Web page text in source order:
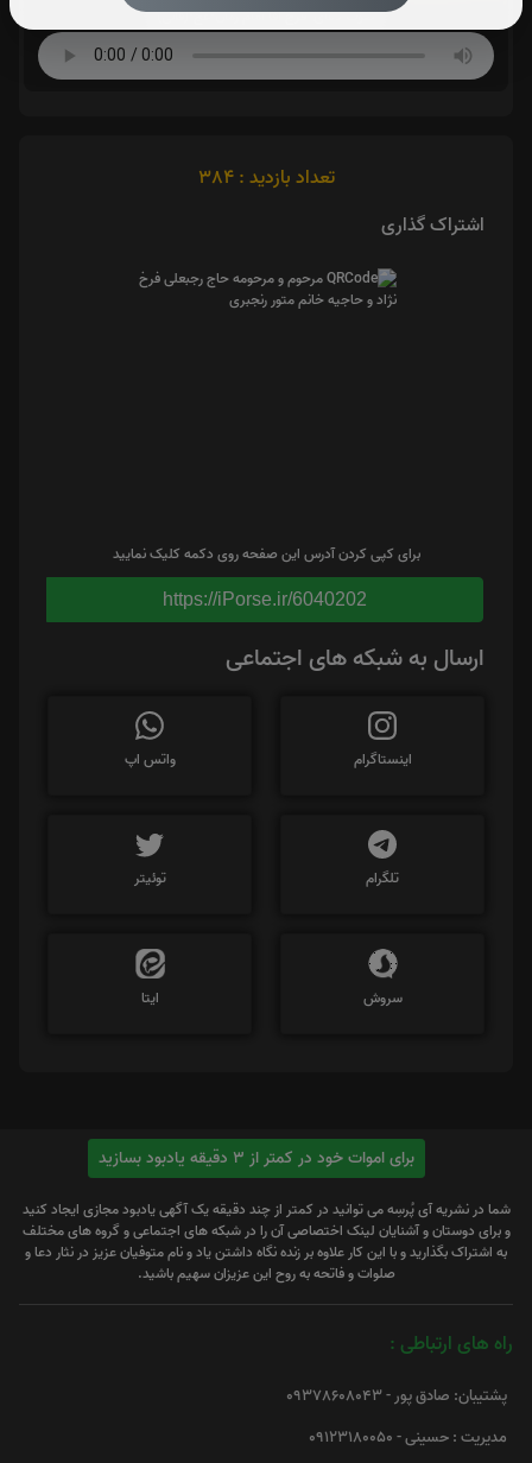
صوت دعای فرج اقا امام زمان-عج-(فانی)
تعداد بازدید : 384
اشتراک گذاری
برای کپی کردن آدرس این صفحه روی دکمه کلیک نمایید
https://iPorse.ir/6040202
ارسال به شبکه های اجتماعی
اینستاگرام واتس اپ
تلگرام توئیتر
سروش ایتا
برای اموات خود در کمتر از 3 دقیقه یادبود بسازید
شما در نشریه آی پُرسِه می توانید در کمتر از چند دقیقه یک آگهی یادبود مجازی ایجاد کنید
و برای دوستان و آشنایان لینک اختصاصی آن را در شبکه های اجتماعی و گروه های مختلف
به اشتراک بگذارید و با این کار علاوه بر زنده نگاه داشتن یاد و نام متوفیان عزیز در نثار دعا و
صلوات و فاتحه به روح این عزیزان سهیم باشید.
راه های ارتباطی :
پشتیبان: صادق پور - 09378608043
مدیریت : حسینی - 09123180050